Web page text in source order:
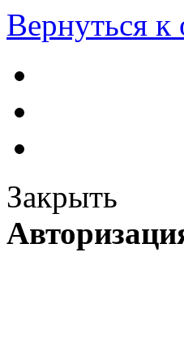
Вернуться
Закрыть